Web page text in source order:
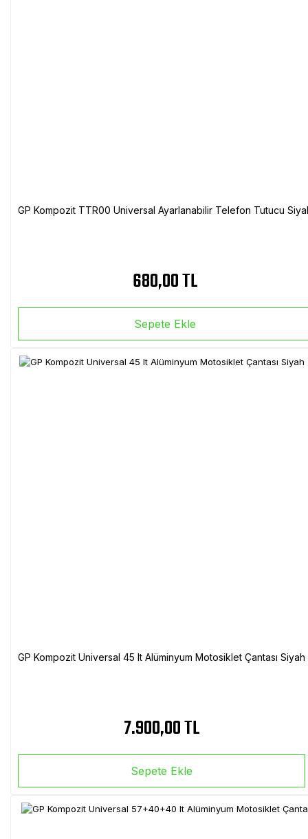
GP Kompozit TTR00 Universal Ayarlanabilir Telefon Tutucu
680,00 TL
Sepete Ekle
GP Kompozit Universal 45 lt Alüminyum Motosiklet Çantası Siyah
7.900,00 TL
Sepete Ekle